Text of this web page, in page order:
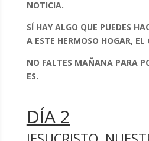
NOTICIA.
SÍ HAY ALGO QUE PUEDES
A ESTE HERMOSO HOGAR, EL
NO FALTES MAÑANA PARA
ES.
DÍA 2